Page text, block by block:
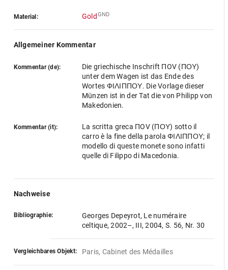
Material: Gold GND
Allgemeiner Kommentar
Kommentar (de):
Die griechische Inschrift ΠOV (ΠΟΥ)
unter dem Wagen ist das Ende des
Wortes ΦΙΛΙΠΠΟΥ. Die Vorlage dieser
Münzen ist in der Tat die von Philipp von
Makedonien.
Kommentar (it):
La scritta greca ΠOV (ΠΟΥ) sotto il
carro è la fine della parola ΦΙΛΙΠΠΟΥ; il
modello di queste monete sono infatti
quelle di Filippo di Macedonia.
Nachweise
Bibliographie:
Georges Depeyrot, Le numéraire
celtique, 2002–, III, 2004, S. 56, Nr. 30
Vergleichbares Objekt: Paris, Cabinet des Médailles